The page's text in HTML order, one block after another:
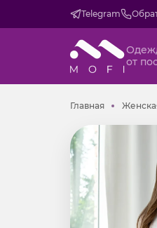
Telegram
от
ГлавнаяГлавная